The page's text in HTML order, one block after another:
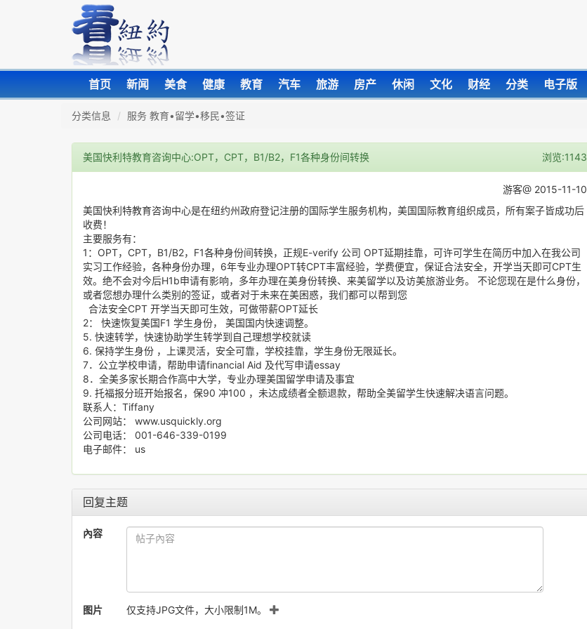
首页 新闻 美食 健康 教育 汽车 旅游 房产 休闲 文化 财经 分类 电子版
分类信息 服务 教育•留学•移民•签证
美国快利特教育咨询中心:OPT，CPT，B1/B2，F1各种身份间转换 浏览:1143
游客@ 2015-11-10
美国快利特教育咨询中心是在纽约州政府登记注册的国际学生服务机构，美国国际教育组织成员，所有案子皆成功后
收费！
主要服务有：
1：OPT，CPT，B1/B2，F1各种身份间转换，正规E-verify 公司 OPT延期挂靠，可许可学生在简历中加入在我公司
实习工作经验，各种身份办理，6年专业办理OPT转CPT丰富经验，学费便宜，保证合法安全，开学当天即可CPT生
效。绝不会对今后H1b申请有影响，多年办理在美身份转换、来美留学以及访美旅游业务。 不论您现在是什么身份，
或者您想办理什么类别的签证，或者对于未来在美困惑，我们都可以帮到您
合法安全CPT 开学当天即可生效，可做带薪OPT延长
2： 快速恢复美国F1 学生身份， 美国国内快速调整。
5. 快速转学，快速协助学生转学到自己理想学校就读
6. 保持学生身份 ，上课灵活，安全可靠，学校挂靠，学生身份无限延长。
7．公立学校申请，帮助申请financial Aid 及代写申请essay
8．全美多家长期合作高中大学，专业办理美国留学申请及事宜
9. 托福报分班开始报名，保90 冲100 ，未达成绩者全额退款，帮助全美留学生快速解决语言问题。
联系人：Tiffany
公司网站： www.usquickly.org
公司电话： 001-646-339-0199
电子邮件： us
回复主题
內容
图片 仅支持JPG文件，大小限制1M。